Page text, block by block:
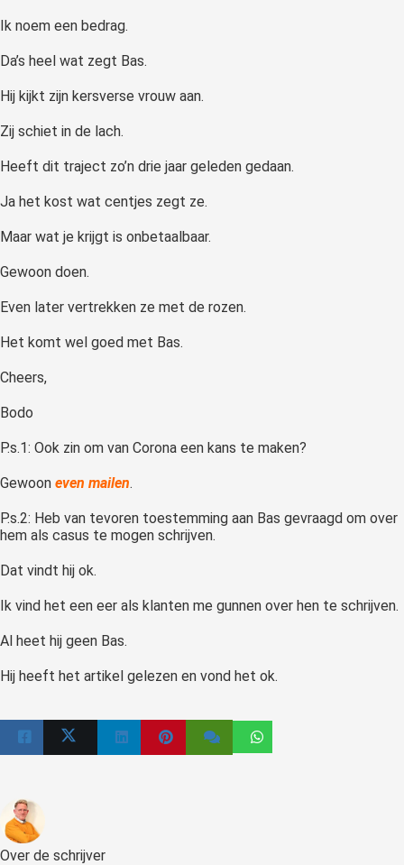
Ik noem een bedrag.
Da’s heel wat zegt Bas.
Hij kijkt zijn kersverse vrouw aan.
Zij schiet in de lach.
Heeft dit traject zo’n drie jaar geleden gedaan.
Ja het kost wat centjes zegt ze.
Maar wat je krijgt is onbetaalbaar.
Gewoon doen.
Even later vertrekken ze met de rozen.
Het komt wel goed met Bas.
Cheers,
Bodo
P.s.1: Ook zin om van Corona een kans te maken?
Gewoon even mailen.
P.s.2: Heb van tevoren toestemming aan Bas gevraagd om over
hem als casus te mogen schrijven.
Dat vindt hij ok.
Ik vind het een eer als klanten me gunnen over hen te schrijven.
Al heet hij geen Bas.
Hij heeft het artikel gelezen en vond het ok.
Over de schrijver